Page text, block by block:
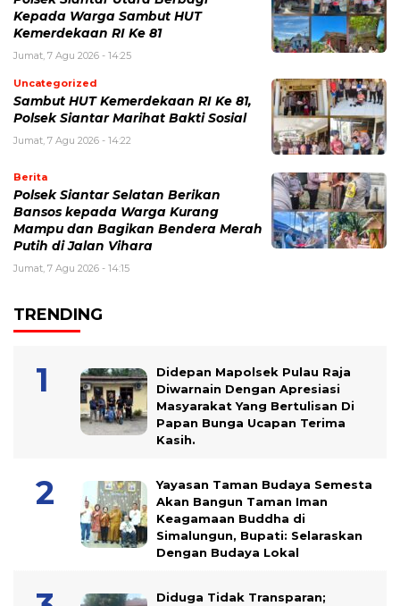
Kepada Warga Sambut HUT
Kemerdekaan RI Ke 81
Jumat, 7 Agu 2026 - 14:25
Uncategorized
Sambut HUT Kemerdekaan RI Ke 81,
Polsek Siantar Marihat Bakti Sosial
Jumat, 7 Agu 2026 - 14:22
Berita
Polsek Siantar Selatan Berikan
Bansos kepada Warga Kurang
Mampu dan Bagikan Bendera Merah
Putih di Jalan Vihara
Jumat, 7 Agu 2026 - 14:15
TRENDING
Didepan Mapolsek Pulau Raja
Diwarnain Dengan Apresiasi
Masyarakat Yang Bertulisan Di
Papan Bunga Ucapan Terima
Kasih.
Yayasan Taman Budaya Semesta
Akan Bangun Taman Iman
Keagamaan Buddha di
Simalungun, Bupati: Selaraskan
Dengan Budaya Lokal
Diduga Tidak Transparan;